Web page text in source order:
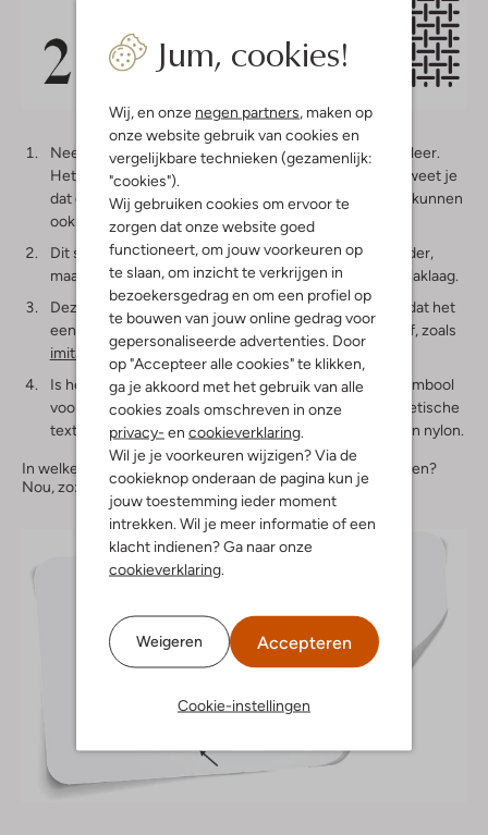
Jum, cookies!
Wij, en onze negen partners , maken op
onze website gebruik van cookies en
vergelijkbare technieken (gezamenlijk:
"cookies").
Wij gebruiken cookies om ervoor te
zorgen dat onze website goed
functioneert, om jouw voorkeuren op
te slaan, om inzicht te verkrijgen in
bezoekersgedrag en om een profiel op
te bouwen van jouw online gedrag voor
gepersonaliseerde advertenties. Door
op "Accepteer alle cookies" te klikken,
ga je akkoord met het gebruik van alle
cookies zoals omschreven in onze
privacy- en cookieverklaring
Wil je je voorkeuren wijzigen? Via de
cookieknop onderaan de pagina kun je
jouw toestemming ieder moment
intrekken. Wil je meer informatie of een
klacht indienen? Ga naar onze
cookieverklaring
Weigeren Accepteren
Cookie-instellingen
Nee, dit is geen puzzelstukje, maar het symbool voor leer.
Het stelt een dierenhuid voor. Als je dit symbool ziet weet je
dat dit onderdeel van de schoen van echt leder is. Dit kunnen
ook leersoorten als suèdeennubuckzijn.
Dit symbool staat voor gecoat leer. Het is dus echt leder,
maar dan met een extra bewerking, bijvoorbeeld een laklaag.
Deze ruit staat voor overige materialen. Dit betekent dat het
een natuurlijk materiaal is, zoals kurk, of een kunststof, zoals
imitatieleer of rubber.
Is het een vliegend tapijt?Close enough:het is het symbool
voor
textiel. Hieronder vallen alle natuurlijke en synthetische
textielsoorten. Denk hierbij aancanvas , jute en nylon.
In welke vorm komt zo’n sticker dan onderop of in je schoen?
Nou, zo: